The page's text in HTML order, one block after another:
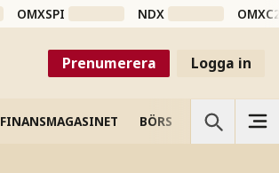
OMXSPI NDX
Prenumerera Logga in
FINANSMAGASINET BÖRS VETENSKAP